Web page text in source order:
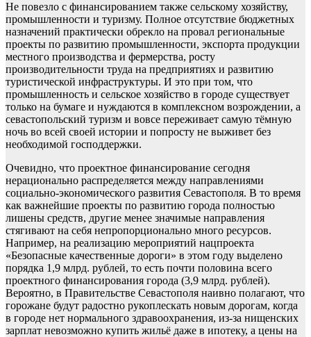
Не повезло с финансированием также сельскому хозяйству,
промышленности и туризму. Полное отсутствие бюджетных
назначений практически обрекло на провал региональные
проекты по развитию промышленности, экспорта продукции
местного производства и фермерства, росту
производительности труда на предприятиях и развитию
туристической инфраструктуры. И это при том, что
промышленность и сельское хозяйство в городе существует
только на бумаге и нуждаются в комплексном возрождении, а
севастопольский туризм и вовсе переживает самую тёмную
ночь во всей своей истории и попросту не выживет без
необходимой господдержки.
Очевидно, что проектное финансирование сегодня
нерационально распределяется между направлениями
социально-экономического развития Севастополя. В то время
как важнейшие проекты по развитию города полностью
лишены средств, другие менее значимые направления
стягивают на себя непропорционально много ресурсов.
Например, на реализацию мероприятий нацпроекта
«Безопасные качественные дороги» в этом году выделено
порядка 1,9 млрд. рублей, то есть почти половина всего
проектного финансирования города (3,9 млрд. рублей).
Вероятно, в Правительстве Севастополя наивно полагают, что
горожане будут радостно рукоплескать новым дорогам, когда
в городе нет нормального здравоохранения, из-за нищенских
зарплат невозможно купить жильё даже в ипотеку, а цены на